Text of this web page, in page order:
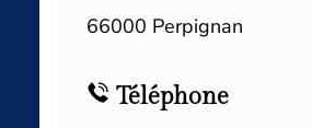
66000 Perpignan
Téléphone